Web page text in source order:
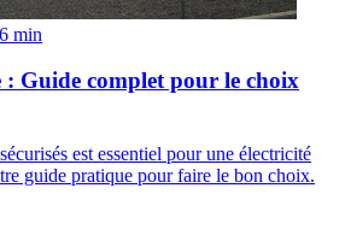
6 min
: Guide complet pour le choix
est essentiel pour une électricité
guide pratique pour faire le bon choix.